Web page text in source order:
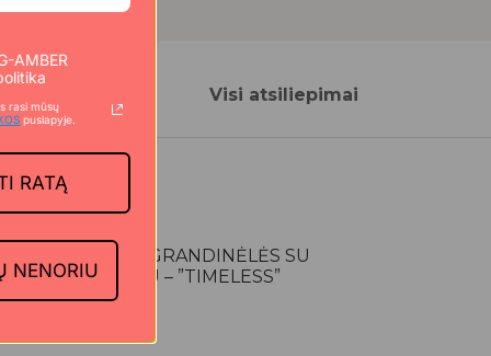
Visi atsiliepimai
1+1 SIDABRINĖS GRANDINĖLĖS SU
JUODU GINTARU – ”TIMELESS”
AMBER
rasi mūsų
puslapyje.
RATĄ
NENORIU